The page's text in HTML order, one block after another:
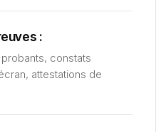
:
constats
attestations de